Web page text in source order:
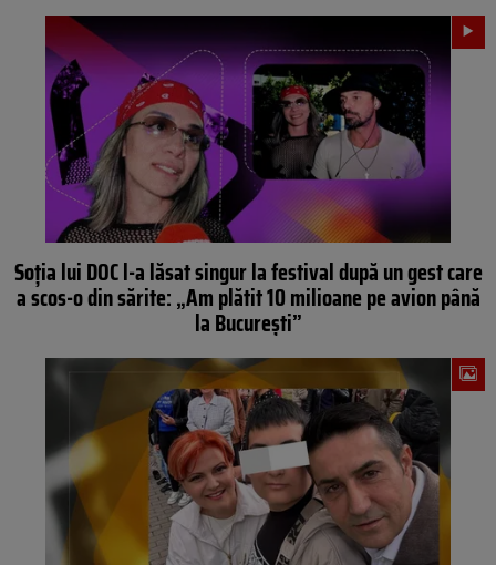
Soția lui DOC l-a lăsat singur la festival după un gest care
a scos-o din sărite: „Am plătit 10 milioane pe avion până
la București”